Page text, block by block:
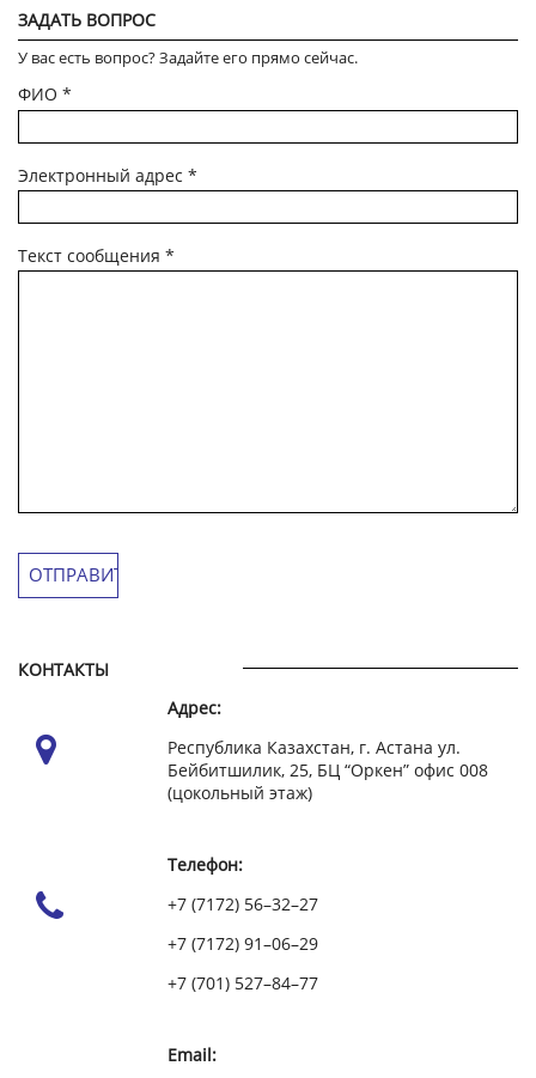
ЗАДАТЬ ВОПРОС
У вас есть вопрос? Задайте его прямо сейчас.
ФИО *
Электронный адрес *
Текст сообщения *
КОНТАКТЫ
Адрес:
Республика Казахстан, г. Астана ул.
Бейбитшилик, 25, БЦ “Оркен” офис 008
(цокольный этаж)
Телефон:
+7 (7172) 56–32–27
+7 (7172) 91–06–29
+7 (701) 527–84–77
Email: